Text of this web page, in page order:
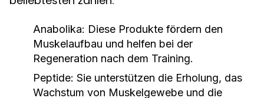
Anabolika: Diese Produkte fördern den
Muskelaufbau und helfen bei der
Regeneration nach dem Training.
Peptide: Sie unterstützen die Erholung, das
Wachstum von Muskelgewebe und die